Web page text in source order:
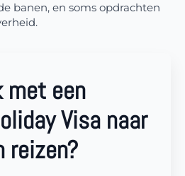
banen, en soms opdrachten
met een
Visa naar
reizen?